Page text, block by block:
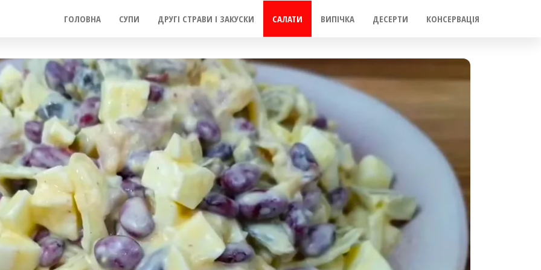
ГОЛОВНА СУПИ ДРУГІ СТРАВИ І ЗАКУСКИ САЛАТИ ВИПІЧКА ДЕСЕРТИ КОНСЕРВАЦІЯ